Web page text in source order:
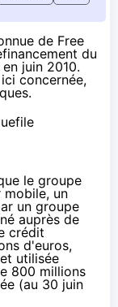
de Free
du
juin 2010.
concernée,
le groupe
mobile, un
un groupe
auprès de
crédit
d'euros,
utilisée
800 millions
(au 30 juin